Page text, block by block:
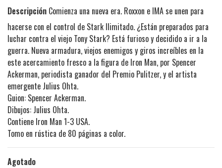
Descripción Comienza una nueva era. Roxxon e IMA se unen para
hacerse con el control de Stark Ilimitado. ¿Están preparados para
luchar contra el viejo Tony Stark? Está furioso y decidido a ir a la
guerra. Nueva armadura, viejos enemigos y giros increíbles en la
este acercamiento fresco a la figura de Iron Man, por Spencer
Ackerman, periodista ganador del Premio Pulitzer, y el artista
emergente Julius Ohta.
Guion: Spencer Ackerman.
Dibujos: Julius Ohta.
Contiene Iron Man 1-3 USA.
Tomo en rústica de 80 páginas a color.
Agotado